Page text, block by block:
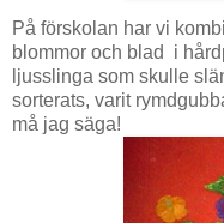
På förskolan har vi
blommor och blad i
ljusslinga som skulle
sorterats, varit
må jag säga!